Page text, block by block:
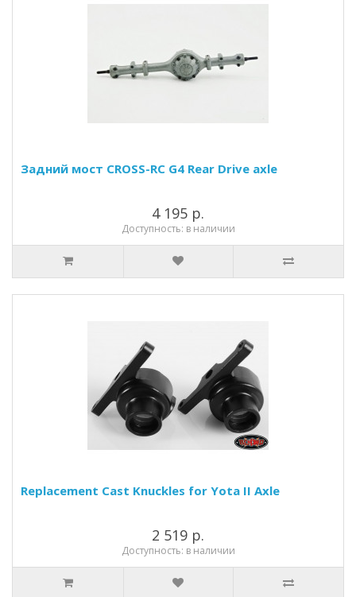
Задний мост CROSS-RC G4 Rear Drive axle
4 195 р.
Доступность: в наличии
Replacement Cast Knuckles for Yota II Axle
2 519 р.
Доступность: в наличии